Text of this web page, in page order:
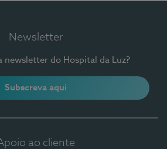
Newsletter
newsletter do Hospital da Luz?
Subscreva aqui
ao cliente